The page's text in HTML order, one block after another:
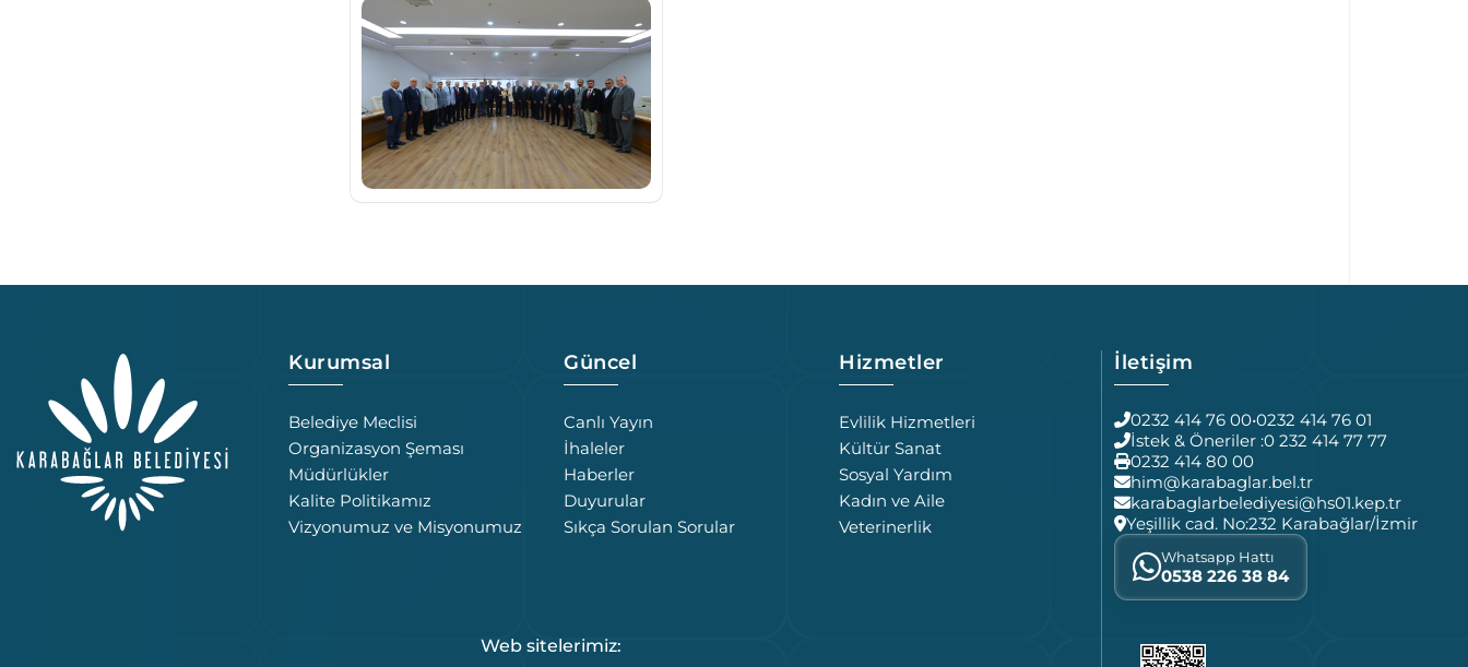
Kurumsal
Belediye Meclisi
Organizasyon Şeması
Müdürlükler
Kalite Politikamız
Vizyonumuz ve Misyonumuz
Güncel
Canlı Yayın
İhaleler
Haberler
Duyurular
Sıkça Sorulan Sorular
Hizmetler
Evlilik Hizmetleri
Kültür Sanat
Sosyal Yardım
Kadın ve Aile
Veterinerlik
Web sitelerimiz:
İletişim
0232 414 76 00•0232 414 76 01
İstek & Öneriler :0 232 414 77 77
0232 414 80 00
him@karabaglar.bel.tr
karabaglarbelediyesi@hs01.kep.tr
Yeşillik cad. No:232 Karabağlar/İzmir
Whatsapp Hattı
0538 226 38 84